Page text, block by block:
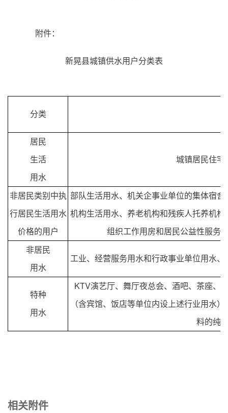
附件：
新晃县城镇供水用户分类表
分类
居民
生活
用水
城镇居民住宅
非居民类别中执
行居民生活用水
价格的用户
部队生活用水、机关企事业单位的集体宿
机构生活用水、养老机构和残疾人托养机
组织工作用房和居民公益性服务
非居民
用水
工业、经营服务用水和行政事业单位用水
特种
用水
KTV演艺厅、舞厅夜总会、酒吧、茶座、
（含宾馆、饭店等单位内设上述行业用水
料的纯
相关附件